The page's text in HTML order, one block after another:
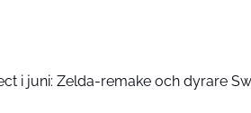
i juni: Zelda-remake och dyrare